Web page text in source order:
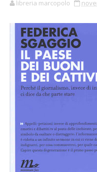
libreria marcopolo